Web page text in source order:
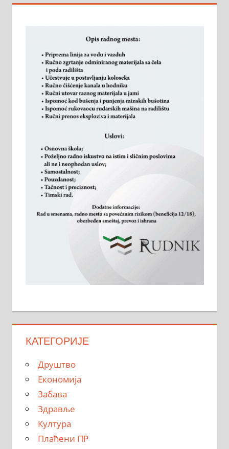
КАТЕГОРИЈЕ
Друштво
Економија
Забава
Здравље
Култура
Плаћени ПР